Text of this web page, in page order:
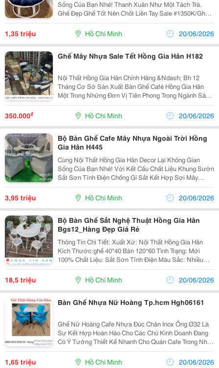
Sống Của Bạn Nhé! Thanh Xuân Như Một Tách Trà.
Ghế Đẹp Ghế Tốt Nên Chốt Liền Tay Sale #1350K/Ghế -
Tặng Kèm Đệm Xinh ------------------------------------------- Ghế
Papasan Thư Giãn - Chill...
1,35 triệu Hồ Chí Minh 20/06/2026
Ghế Mây Nhựa Sale Tết Hồng Gia Hân H182
Nội Thất Hồng Gia Hân Chính Hãng &Ndash; Bh 12
Tháng Cơ Sở Sản Xuất Bàn Ghế Café Hồng Gia Hân
Một Trong Những Đơn Vị Tiên Phong Trong Ngành Sản
Xuất Bàn Ghế Cafe, Xưởng Sản Xuất Chúng Tôi Luôn
Hướng Đến Sản Phẩm Mang Thiết Kế Đơn Giản, Tinh
Tế Và...
350.000₫ Hồ Chí Minh 20/06/2026
Bộ Bàn Ghế Cafe Mây Nhựa Ngoài Trời Hồng
Gia Hân H445
Cùng Nội Thất Hồng Gia Hân Decor Lại Không Gian
Sống Của Bạn Nhé! Với Kết Cấu Chất Liệu Khung Sườn
Sắt Sơn Tĩnh Điện Chống Gỉ Sắt Kết Hợp Sợi Mây
Nhựa Cao Cấp. Sản Phẩm Bàn Ghế Café Mây Nhựa
Hồng Gia Hân Được Đan Bởi Các Nghệ Nhân Lành
Nghề Có Kinh...
3,95 triệu Hồ Chí Minh 20/06/2026
Bộ Bàn Ghế Sắt Nghệ Thuật Hồng Gia Hân
Bgs12_Hàng Đẹp Giá Rẻ
Thông Tin Chi Tiết: Xuất Xứ: Nội Thất Hồng Gia Hân
Kích Thước:ghế 40*40 Bàn 120*60 Tình Trạng: Mới
100% Chất Liệu: Sắt Sơn Tĩnh Điện Màu Sắc: Nhiều
Màu Bảo Hành: 12 Tháng Đặc Biệt Chúng Tôi Nhận Gia
Công Theo Mẫu Của Khách Hàng. Về Ch
18,5 triệu Hồ Chí Minh 20/06/2026
Bàn Ghế Nhựa Nữ Hoàng Tp.hcm Hgh06161
Ghế Nữ Hoàng Cafe Nhựa Đúc Chân Inox Ống Ø32 Là
Sự Kết Hợp Hoàn Hảo Cho Các Chủ Kinh Doanh Đang
Có Ý Tưởng Thiết Kế Nhanh Cho Quán Cafe Trong Nhà
Lẫn Sân Vườn. Với Màu Sắc Đa Dạng Bạn Có Thể
Thoải Mái Chọn Lựa Màu Sắc Cho Riêng Mình Để Mang
1,65 triệu Hồ Chí Minh 20/06/2026